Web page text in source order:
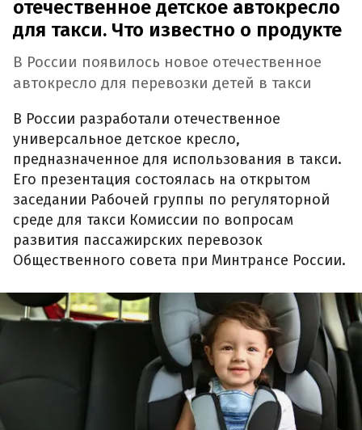
отечественное детское автокресло
для такси. Что известно о продукте
В России появилось новое отечественное
автокресло для перевозки детей в такси
В России разработали отечественное
универсальное детское кресло,
предназначенное для использования в такси.
Его презентация состоялась на открытом
заседании Рабочей группы по регуляторной
среде для такси Комиссии по вопросам
развития пассажирских перевозок
Общественного совета при Минтрансе России.